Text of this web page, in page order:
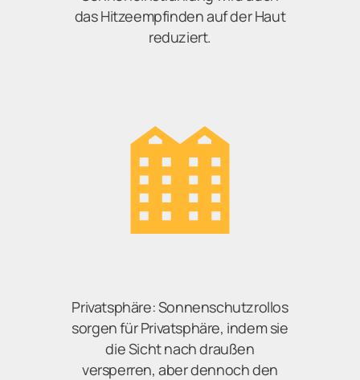
das Hitzeempfinden auf der Haut
reduziert.
Privatsphäre: Sonnenschutzrollos
sorgen für Privatsphäre, indem sie
die Sicht nach draußen
versperren, aber dennoch den